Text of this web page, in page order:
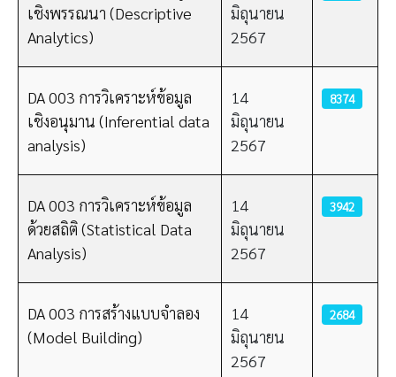
เชิงพรรณนา (Descriptive
Analytics)
มิถุนายน
2567
DA 003 การวิเคราะห์ข้อมูล
เชิงอนุมาน (Inferential data
analysis)
14
มิถุนายน
2567
8374
DA 003 การวิเคราะห์ข้อมูล
ด้วยสถิติ (Statistical Data
Analysis)
14
มิถุนายน
2567
3942
DA 003 การสร้างแบบจำลอง
(Model Building)
14
มิถุนายน
2567
2684